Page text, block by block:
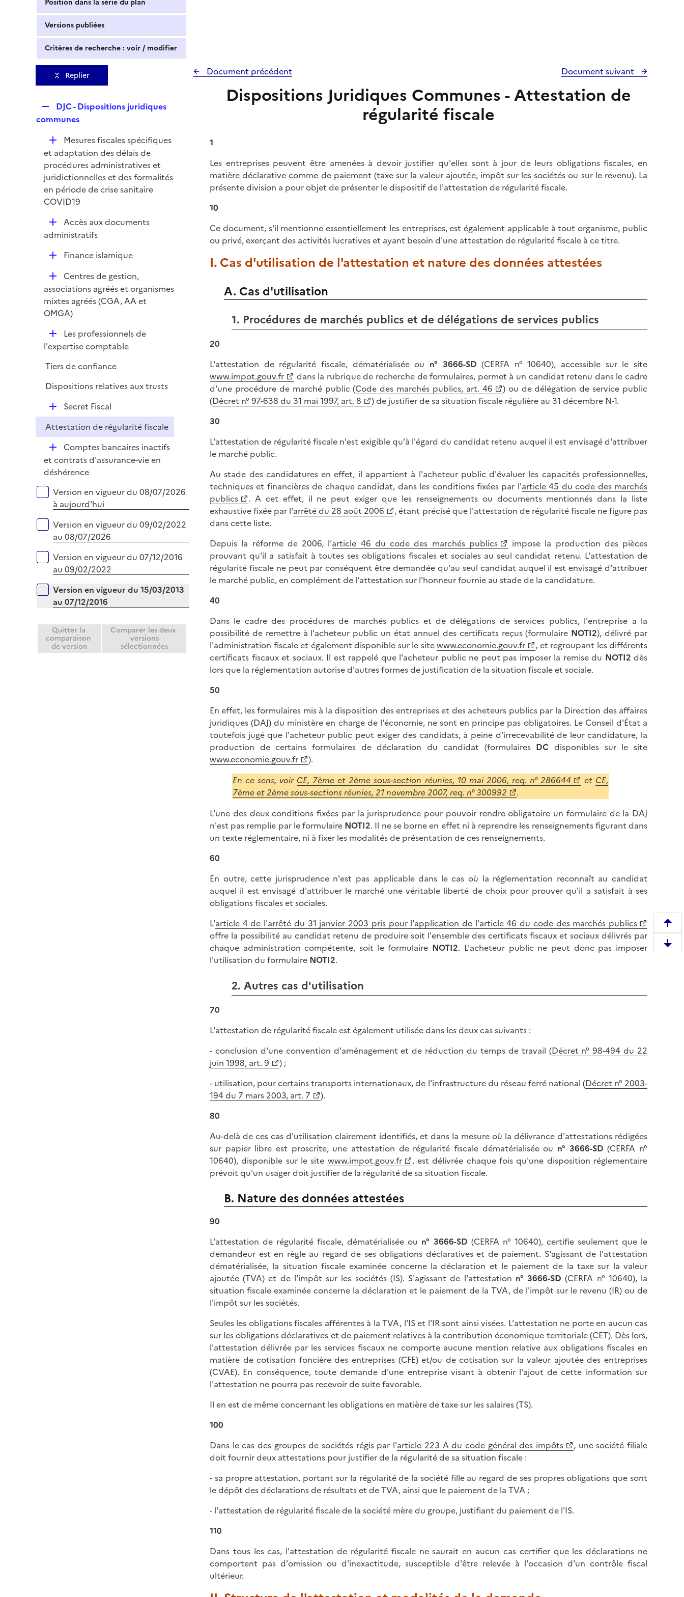
Position dans la série du plan
Versions publiées
Critères de recherche : voir / modifier
Replier
e
l
i
e
r
DJC - Dispositions juridiques
communes
D
é
p
l
i
e
Mesures fiscales spécifiques
et adaptation des délais de
procédures administratives et
juridictionnelles et des formalités
en période de crise sanitaire
COVID19
D
é
r
Accès aux documents
administratifs
D
l
i
e
Finance islamique
D
é
p
l
r
Centres de gestion,
associations agréés et organismes
mixtes agréés (CGA, AA et
OMGA)
D
é
l
i
e
Les professionnels de
l'expertise comptable
Tiers de confiance
Dispositions relatives aux trusts
D
é
p
e
r
Secret Fiscal
Attestation de régularité fiscale
D
é
p
i
e
r
Comptes bancaires inactifs
et contrats d'assurance-vie en
déshérence
Versions sur la période
Version en vigueur du 08/07/2026
à aujourd'hui
Version en vigueur du 09/02/2022
au 08/07/2026
Version en vigueur du 07/12/2016
au 09/02/2022
Version en vigueur du 15/03/2013
au 07/12/2016
Quitter la
comparaison
de version
Comparer les deux
versions
sélectionnées
Document précédent Document suivant
Dispositions Juridiques Communes - Attestation de
régularité fiscale
1
Les entreprises peuvent être amenées à devoir justifier qu'elles sont à jour de leurs obligations fiscales, en
matière déclarative comme de paiement (taxe sur la valeur ajoutée, impôt sur les sociétés ou sur le revenu). La
présente division a pour objet de présenter le dispositif de l'attestation de régularité fiscale.
10
Ce document, s'il mentionne essentiellement les entreprises, est également applicable à tout organisme, public
ou privé, exerçant des activités lucratives et ayant besoin d'une attestation de régularité fiscale à ce titre.
I. Cas d'utilisation de l'attestation et nature des données attestées
A. Cas d'utilisation
1. Procédures de marchés publics et de délégations de services publics
20
L'attestation de régularité fiscale, dématérialisée ou n° 3666-SD (CERFA n° 10640), accessible sur le site
www.impot.gouv.fr
dans la rubrique de recherche de formulaires, permet à un candidat retenu dans le cadre
d'une procédure de marché public (Code des marchés publics, art. 46
) ou de délégation de service public
(Décret n° 97-638 du 31 mai 1997, art. 8
) de justifier de sa situation fiscale régulière au 31 décembre N-1.
30
L'attestation de régularité fiscale n'est exigible qu'à l'égard du candidat retenu auquel il est envisagé d'attribuer
le marché public.
Au stade des candidatures en effet, il appartient à l'acheteur public d'évaluer les capacités professionnelles,
techniques et financières de chaque candidat, dans les conditions fixées par l'article 45 du code des marchés
publics
. A cet effet, il ne peut exiger que les renseignements ou documents mentionnés dans la liste
exhaustive fixée par l'arrêté du 28 août 2006
, étant précisé que l'attestation de régularité fiscale ne figure pas
dans cette liste.
Depuis la réforme de 2006, l'article 46 du code des marchés publics
impose la production des pièces
prouvant qu'il a satisfait à toutes ses obligations fiscales et sociales au seul candidat retenu. L'attestation de
régularité fiscale ne peut par conséquent être demandée qu'au seul candidat auquel il est envisagé d'attribuer
le marché public, en complément de l'attestation sur l'honneur fournie au stade de la candidature.
40
Dans le cadre des procédures de marchés publics et de délégations de services publics, l'entreprise a la
possibilité de remettre à l'acheteur public un état annuel des certificats reçus (formulaire NOTI2), délivré par
l'administration fiscale et également disponible sur le sitewww.economie.gouv.fr
, et regroupant les différents
certificats fiscaux et sociaux. Il est rappelé que l'acheteur public ne peut pas imposer la remise du NOTI2 dès
lors que la réglementation autorise d'autres formes de justification de la situation fiscale et sociale.
50
En effet, les formulaires mis à la disposition des entreprises et des acheteurs publics par la Direction des affaires
juridiques (DAJ) du ministère en charge de l'économie, ne sont en principe pas obligatoires. Le Conseil d'État a
toutefois jugé que l'acheteur public peut exiger des candidats, à peine d'irrecevabilité de leur candidature, la
production de certains formulaires de déclaration du candidat (formulaires DC disponibles sur le site
www.economie.gouv.fr
).
En ce sens, voir CE, 7ème et 2ème sous-section réunies, 10 mai 2006, req. n° 286644 et CE,
7ème et 2ème sous-sections réunies, 21 novembre 2007, req. n° 300992
.
L'une des deux conditions fixées par la jurisprudence pour pouvoir rendre obligatoire un formulaire de la DAJ
n'est pas remplie par le formulaire NOTI2. Il ne se borne en effet ni à reprendre les renseignements figurant dans
un texte réglementaire, ni à fixer les modalités de présentation de ces renseignements.
60
En outre, cette jurisprudence n'est pas applicable dans le cas où la réglementation reconnaît au candidat
auquel il est envisagé d'attribuer le marché une véritable liberté de choix pour prouver qu'il a satisfait à ses
obligations fiscales et sociales.
L'article 4 de l'arrêté du 31 janvier 2003 pris pour l'application de l'article 46 du code des marchés publics
offre la possibilité au candidat retenu de produire soit l'ensemble des certificats fiscaux et sociaux délivrés par
chaque administration compétente, soit le formulaire NOTI2. L'acheteur public ne peut donc pas imposer
l'utilisation du formulaire NOTI2.
2. Autres cas d'utilisation
70
L'attestation de régularité fiscale est également utilisée dans les deux cas suivants :
- conclusion d'une convention d'aménagement et de réduction du temps de travail (Décret n° 98-494 du 22
juin 1998, art. 9
) ;
- utilisation, pour certains transports internationaux, de l'infrastructure du réseau ferré national (Décret n° 2003-
194 du 7 mars 2003, art. 7
).
80
Au-delà de ces cas d'utilisation clairement identifiés, et dans la mesure où la délivrance d'attestations rédigées
sur papier libre est proscrite, une attestation de régularité fiscale dématérialisée ou n° 3666-SD (CERFA n°
10640), disponible sur le site www.impot.gouv.fr
, est délivrée chaque fois qu'une disposition réglementaire
prévoit qu'un usager doit justifier de la régularité de sa situation fiscale.
B. Nature des données attestées
90
L'attestation de régularité fiscale, dématérialisée ou n° 3666-SD (CERFA n° 10640), certifie seulement que le
demandeur est en règle au regard de ses obligations déclaratives et de paiement. S'agissant de l'attestation
dématérialisée, la situation fiscale examinée concerne la déclaration et le paiement de la taxe sur la valeur
ajoutée (TVA) et de l'impôt sur les sociétés (IS). S'agissant de l'attestation n° 3666-SD (CERFA n° 10640), la
situation fiscale examinée concerne la déclaration et le paiement de la TVA, de l'impôt sur le revenu (IR) ou de
l'impôt sur les sociétés.
Seules les obligations fiscales afférentes à la TVA, l'IS et l'IR sont ainsi visées. L'attestation ne porte en aucun cas
sur les obligations déclaratives et de paiement relatives à la contribution économique territoriale (CET). Dès lors,
l'attestation délivrée par les services fiscaux ne comporte aucune mention relative aux obligations fiscales en
matière de cotisation foncière des entreprises (CFE) et/ou de cotisation sur la valeur ajoutée des entreprises
(CVAE). En conséquence, toute demande d'une entreprise visant à obtenir l'ajout de cette information sur
l'attestation ne pourra pas recevoir de suite favorable.
Il en est de même concernant les obligations en matière de taxe sur les salaires (TS).
100
Dans le cas des groupes de sociétés régis par l'article 223 A du code général des impôts
, une société filiale
doit fournir deux attestations pour justifier de la régularité de sa situation fiscale :
- sa propre attestation, portant sur la régularité de la société fille au regard de ses propres obligations que sont
le dépôt des déclarations de résultats et de TVA, ainsi que le paiement de la TVA ;
- l'attestation de régularité fiscale de la société mère du groupe, justifiant du paiement de l'IS.
110
Dans tous les cas, l'attestation de régularité fiscale ne saurait en aucun cas certifier que les déclarations ne
comportent pas d'omission ou d'inexactitude, susceptible d'être relevée à l'occasion d'un contrôle fiscal
ultérieur.
e
m
D